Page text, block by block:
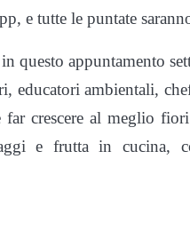
e tutte le puntate
questo appuntamento
educatori ambientali,
far crescere al meglio
e frutta in cucina,